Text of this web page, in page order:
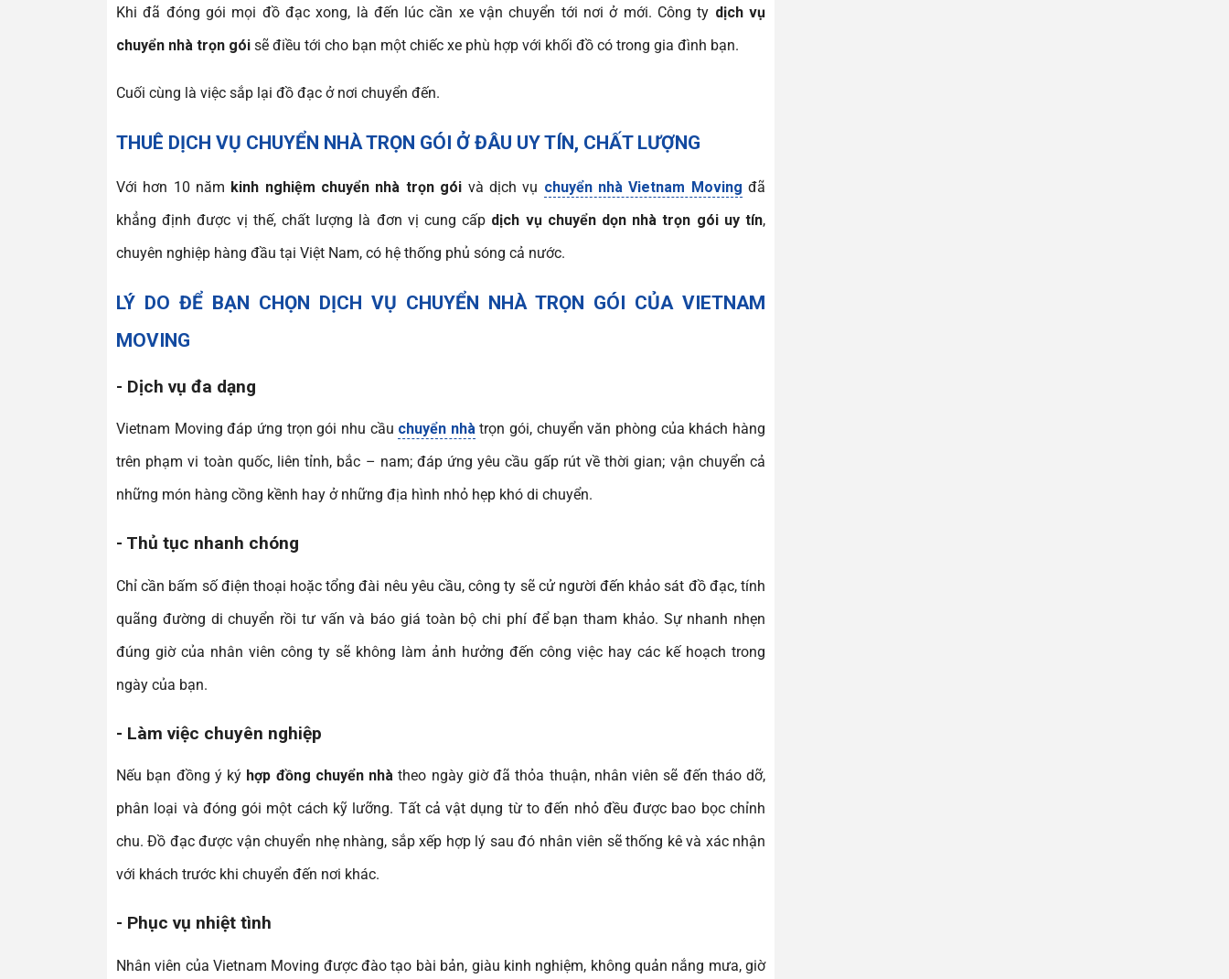
Khi đã đóng gói mọi đồ đạc xong, là đến lúc cần xe vận chuyển tới nơi ở mới. Công ty dịch vụ
chuyển nhà trọn gói sẽ điều tới cho bạn một chiếc xe phù hợp với khối đồ có trong gia đình bạn.
Cuối cùng là việc sắp lại đồ đạc ở nơi chuyển đến.
THUÊ DỊCH VỤ CHUYỂN NHÀ TRỌN GÓI Ở ĐÂU UY TÍN, CHẤT LƯỢNG
Với hơn 10 năm kinh nghiệm chuyển nhà trọn gói và dịch vụ chuyển nhà Vietnam Moving đã
khẳng định được vị thế, chất lượng là đơn vị cung cấp dịch vụ chuyển dọn nhà trọn gói uy tín,
chuyên nghiệp hàng đầu tại Việt Nam, có hệ thống phủ sóng cả nước.
LÝ DO ĐỂ BẠN CHỌN DỊCH VỤ CHUYỂN NHÀ TRỌN GÓI CỦA VIETNAM
MOVING
- Dịch vụ đa dạng
Vietnam Moving đáp ứng trọn gói nhu cầu chuyển nhàtrọn gói, chuyển văn phòng của khách hàng
trên phạm vi toàn quốc, liên tỉnh, bắc – nam; đáp ứng yêu cầu gấp rút về thời gian; vận chuyển cả
những món hàng cồng kềnh hay ở những địa hình nhỏ hẹp khó di chuyển.
- Thủ tục nhanh chóng
Chỉ cần bấm số điện thoại hoặc tổng đài nêu yêu cầu, công ty sẽ cử người đến khảo sát đồ đạc, tính
quãng đường di chuyển rồi tư vấn và báo giá toàn bộ chi phí để bạn tham khảo. Sự nhanh nhẹn
đúng giờ của nhân viên công ty sẽ không làm ảnh hưởng đến công việc hay các kế hoạch trong
ngày của bạn.
- Làm việc chuyên nghiệp
Nếu bạn đồng ý ký hợp đồng chuyển nhà theo ngày giờ đã thỏa thuận, nhân viên sẽ đến tháo dỡ,
phân loại và đóng gói một cách kỹ lưỡng. Tất cả vật dụng từ to đến nhỏ đều được bao bọc chỉnh
chu. Đồ đạc được vận chuyển nhẹ nhàng, sắp xếp hợp lý sau đó nhân viên sẽ thống kê và xác nhận
với khách trước khi chuyển đến nơi khác.
- Phục vụ nhiệt tình
Nhân viên của Vietnam Moving được đào tạo bài bản, giàu kinh nghiệm, không quản nắng mưa, giờ